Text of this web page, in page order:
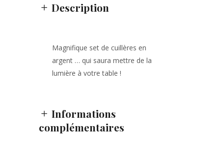
Description
Magnifique set de cuillères en
argent … qui saura mettre de la
lumière à votre table !
Informations
complémentaires